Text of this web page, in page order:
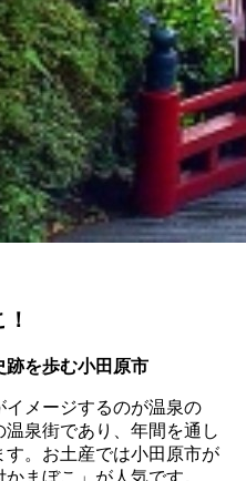
跡を歩む小田原市
メージするのが温泉の
泉街であり、年間を通し
。お土産では小田原市が
まぼこ」が人気です。